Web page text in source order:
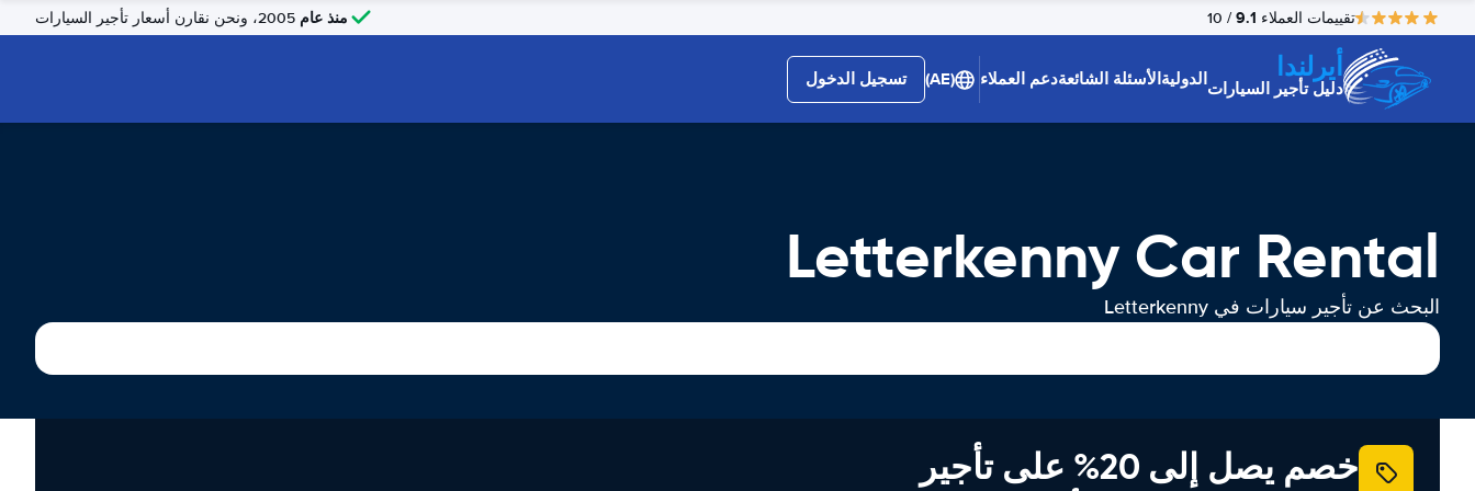
تقييمات العملاء 9.1
/ 10 منذ عام
أيرلندا
دليل تأجير السياراتالدوليةالأسئلة الشائعةدعم العملاء (AE) تسجيل الدخول
Letterkenny Car Rental
البحث عن تأجير سيارات في Letterkenny
خصم يصل إلى 20% على تأجير